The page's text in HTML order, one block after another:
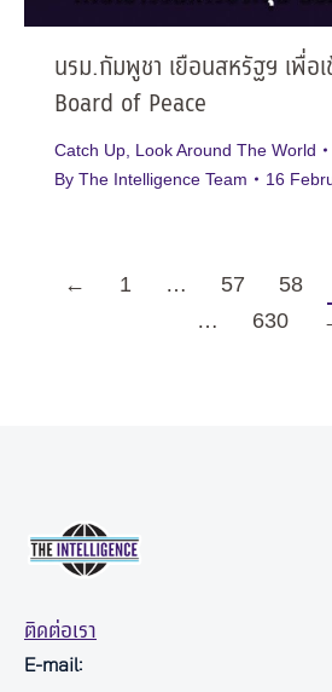
นรม.กัมพูชา เยือนสหรัฐฯ เพื่อเ
Board of Peace
Catch Up Look Around The World
By The Intelligence Team 16
← 1 … 57 58
…
630
ติดต่อเรา
E-mail: